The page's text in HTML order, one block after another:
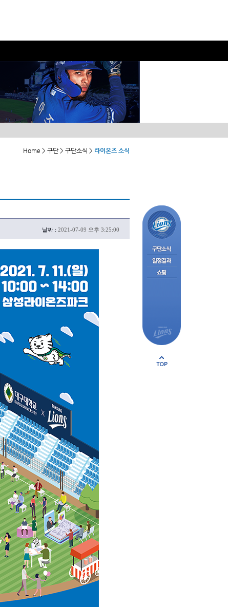
Home > 구단 > 구단소식 > 라이온즈 소식
날짜 : 2021-07-09 오후 3:25:00